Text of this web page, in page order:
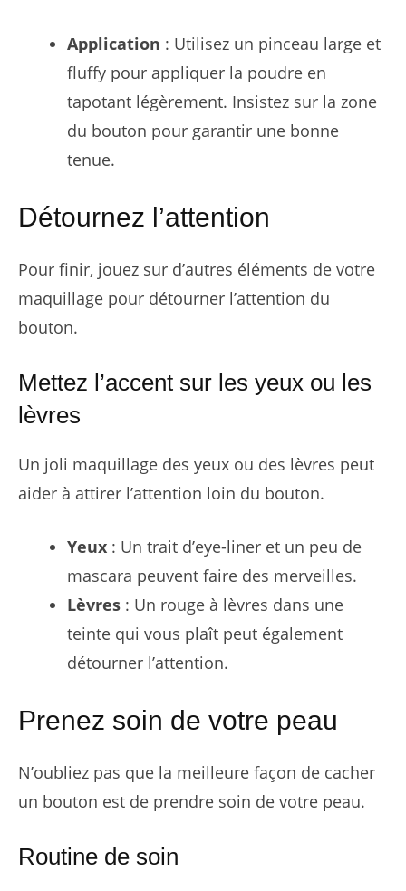
Application : Utilisez un pinceau large et
fluffy pour appliquer la poudre en
tapotant légèrement. Insistez sur la zone
du bouton pour garantir une bonne
tenue.
Détournez l’attention
Pour finir, jouez sur d’autres éléments de votre
maquillage pour détourner l’attention du
bouton.
Mettez l’accent sur les yeux ou les
lèvres
Un joli maquillage des yeux ou des lèvres peut
aider à attirer l’attention loin du bouton.
Yeux : Un trait d’eye-liner et un peu de
mascara peuvent faire des merveilles.
Lèvres : Un rouge à lèvres dans une
teinte qui vous plaît peut également
détourner l’attention.
Prenez soin de votre peau
N’oubliez pas que la meilleure façon de cacher
un bouton est de prendre soin de votre peau.
Routine de soin